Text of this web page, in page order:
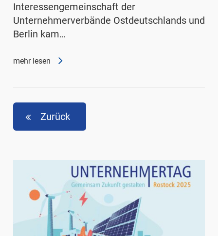
Interessengemeinschaft der
Unternehmerverbände Ostdeutschlands und
Berlin kam…
mehr lesen
Zurück